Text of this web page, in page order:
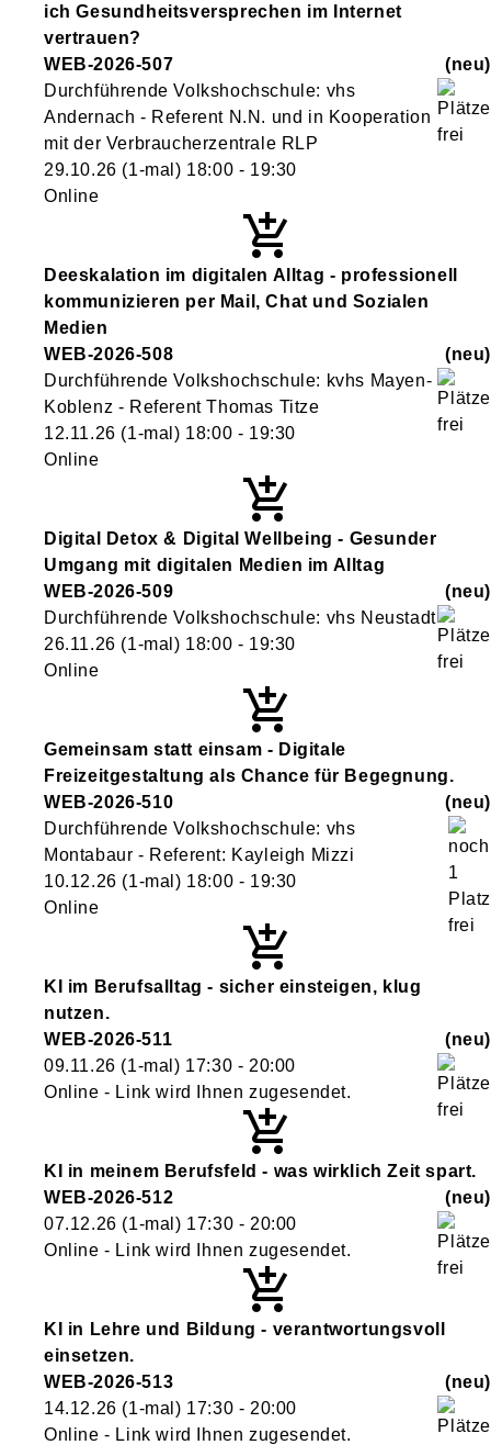
ich Gesundheitsversprechen im Internet
vertrauen?
WEB-2026-507
neu
Durchführende Volkshochschule: vhs
Andernach - Referent N.N. und in Kooperation
mit der Verbraucherzentrale RLP
29.10.26 (1-mal) 18:00 - 19:30
Online
Deeskalation im digitalen Alltag - professionell
kommunizieren per Mail, Chat und Sozialen
Medien
WEB-2026-508
neu
Durchführende Volkshochschule: kvhs Mayen-
Koblenz - Referent Thomas Titze
12.11.26 (1-mal) 18:00 - 19:30
Online
Digital Detox & Digital Wellbeing - Gesunder
Umgang mit digitalen Medien im Alltag
WEB-2026-509
neu
Durchführende Volkshochschule: vhs Neustadt
26.11.26 (1-mal) 18:00 - 19:30
Online
Gemeinsam statt einsam - Digitale
Freizeitgestaltung als Chance für Begegnung.
WEB-2026-510
neu
Durchführende Volkshochschule: vhs
Montabaur - Referent: Kayleigh Mizzi
10.12.26 (1-mal) 18:00 - 19:30
Online
KI im Berufsalltag - sicher einsteigen, klug
nutzen.
WEB-2026-511
neu
09.11.26 (1-mal) 17:30 - 20:00
Online - Link wird Ihnen zugesendet.
KI in meinem Berufsfeld - was wirklich Zeit spart.
WEB-2026-512
neu
07.12.26 (1-mal) 17:30 - 20:00
Online - Link wird Ihnen zugesendet.
KI in Lehre und Bildung - verantwortungsvoll
einsetzen.
WEB-2026-513
neu
14.12.26 (1-mal) 17:30 - 20:00
Online - Link wird Ihnen zugesendet.